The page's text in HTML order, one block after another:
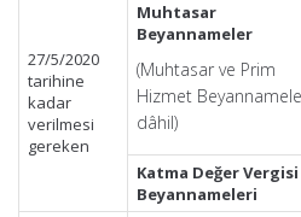
27/5/2020
tarihine
kadar
verilmesi
gereken
Muhtasar
Beyannameler
(Muhtasar ve Prim
Hizmet
dâhil)
Katma Değer Vergisi
Beyannameleri